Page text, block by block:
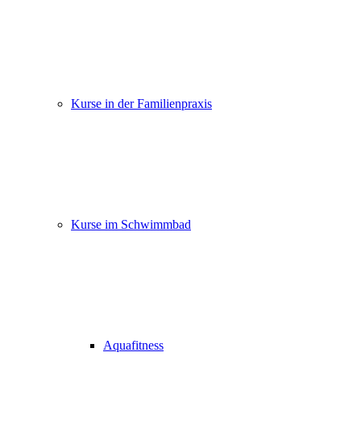
Kurse in der Familienpraxis
Kurse im Schwimmbad
Aquafitness